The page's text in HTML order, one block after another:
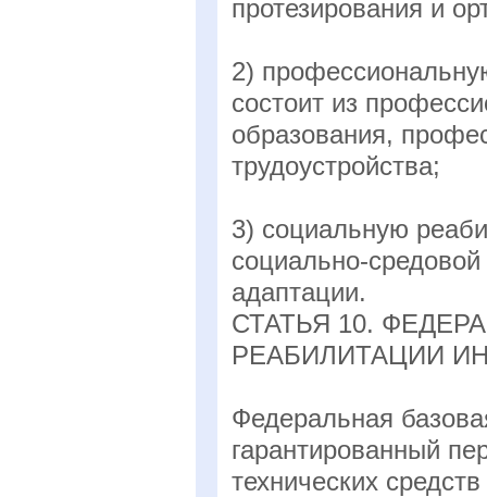
протезирования и
2)
состоит из
образования,
трудоустройства;
3) социальную
социально-
адаптации.
СТАТЬЯ 10.
РЕАБИЛИТАЦИИ
Федеральная
гарантированный
технических